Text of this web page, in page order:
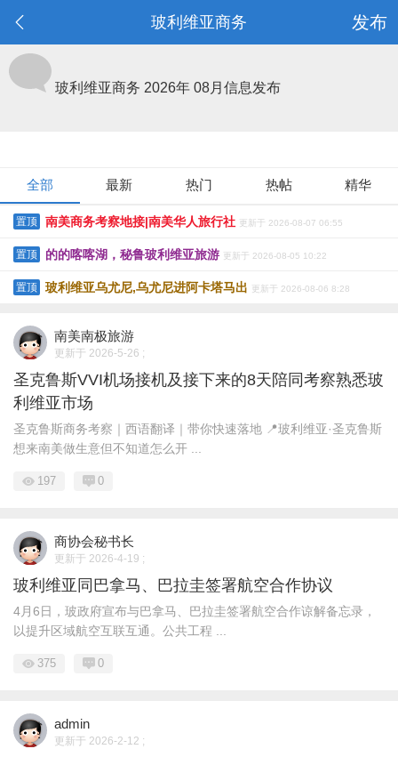
玻利维亚商务 发布
玻利维亚商务 2026年 08月信息发布
全部 最新 热门 热帖 精华
置顶 南美商务考察地接|南美华人旅行社 更新于 2026-08-07 06:55
置顶 的的喀喀湖，秘鲁玻利维亚旅游 更新于 2026-08-05 10:22
置顶 玻利维亚乌尤尼,乌尤尼进阿卡塔马出 更新于 2026-08-06 8:28
南美南极旅游
更新于 2026-5-26 ;
圣克鲁斯VVI机场接机及接下来的8天陪同考察熟悉玻
利维亚市场
圣克鲁斯商务考察｜西语翻译｜带你快速落地 📍玻利维亚·圣克鲁斯
想来南美做生意但不知道怎么开 ...
197 0
商协会秘书长
更新于 2026-4-19 ;
玻利维亚同巴拿马、巴拉圭签署航空合作协议
4月6日，玻政府宣布与巴拿马、巴拉圭签署航空合作谅解备忘录，
以提升区域航空互联互通。公共工程 ...
375 0
admin
更新于 2026-2-12 ;